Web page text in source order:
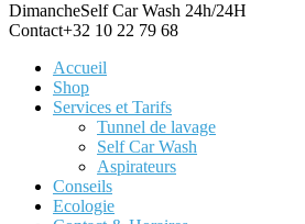
DimancheSelf Car Wash 24h/24H
Contact+32 10 22 79 68
Accueil
Shop
Services et Tarifs
Tunnel de lavage
Self Car Wash
Aspirateurs
Conseils
Ecologie